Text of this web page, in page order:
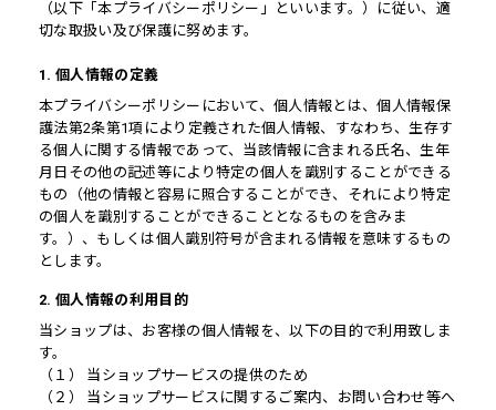
（以下「本プライバシーポリシー」といいます。）に従い、適
切な取扱い及び保護に努めます。
1. 個人情報の定義
本プライバシーポリシーにおいて、個人情報とは、個人情報保
護法第2条第1項により定義された個人情報、すなわち、生存す
る個人に関する情報であって、当該情報に含まれる氏名、生年
月日その他の記述等により特定の個人を識別することができる
もの（他の情報と容易に照合することができ、それにより特定
の個人を識別することができることとなるものを含みま
す。）、もしくは個人識別符号が含まれる情報を意味するもの
とします。
2. 個人情報の利用目的
当ショップは、お客様の個人情報を、以下の目的で利用致しま
す。
（１） 当ショップサービスの提供のため
（２） 当ショップサービスに関するご案内、お問い合わせ等へ